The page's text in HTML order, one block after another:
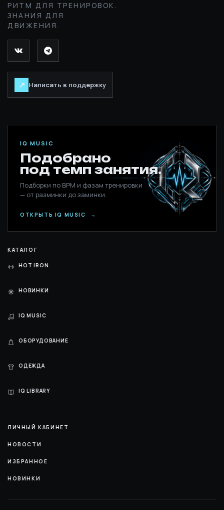
РИТМ ДЛЯ ТРЕНИРОВОК.
ЗНАНИЯ ДЛЯ
ДВИЖЕНИЯ.
↗ Написать в поддержку
IQ MUSIC
Подобрано
под темп занятия.
Подборки по BPM и фазам тренировки
— от разминки до заминки.
ОТКРЫТЬ IQ MUSIC →
КАТАЛОГ
HOT IRON
НОВИНКИ
IQ MUSIC
ОБОРУДОВАНИЕ
ОДЕЖДА
IQ LIBRARY
ЛИЧНЫЙ КАБИНЕТ
НОВОСТИ
ИЗБРАННОЕ
НОВИНКИ